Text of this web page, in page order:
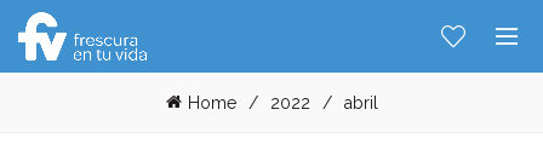
Home 2022 abril